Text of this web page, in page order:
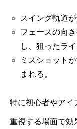
スイング軌道
フェースの向
し、狙ったラ
ミスショット
まれる。
特に初心者やアイ
重視する場面で効